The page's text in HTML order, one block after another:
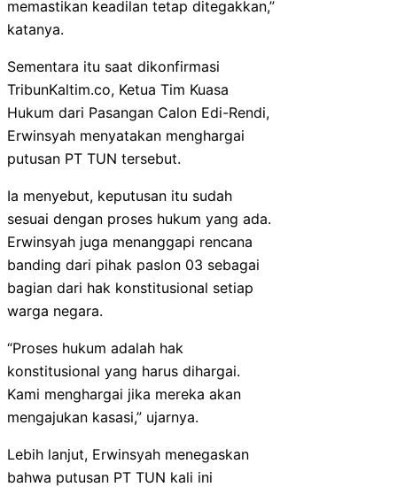
memastikan keadilan tetap ditegakkan,”
katanya.
Sementara itu saat dikonfirmasi
TribunKaltim.co, Ketua Tim Kuasa
Hukum dari Pasangan Calon Edi-Rendi,
Erwinsyah menyatakan menghargai
putusan PT TUN tersebut.
Ia menyebut, keputusan itu sudah
sesuai dengan proses hukum yang ada.
Erwinsyah juga menanggapi rencana
banding dari pihak paslon 03 sebagai
bagian dari hak konstitusional setiap
warga negara.
“Proses hukum adalah hak
konstitusional yang harus dihargai.
Kami menghargai jika mereka akan
mengajukan kasasi,” ujarnya.
Lebih lanjut, Erwinsyah menegaskan
bahwa putusan PT TUN kali ini